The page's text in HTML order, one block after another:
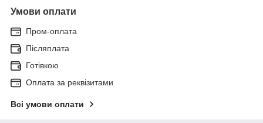
Умови оплати
Пром-оплата
Післяплата
Готівкою
Оплата за реквізитами
Всі умови оплати